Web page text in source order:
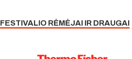
FESTIVALIO RĖMĖJAI IR DRAUGAI